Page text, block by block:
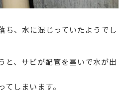
ち、水に混じっていたようでし
と、サビが配管を塞いで水が出
しまいます。